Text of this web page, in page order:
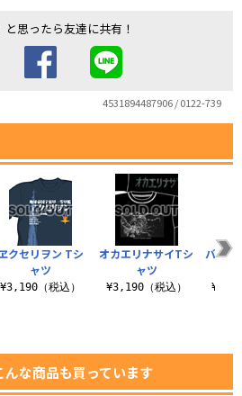
と思ったら友達に共有！
4531894487906 / 0122-739
クセリヲン Tシ
ャツ
¥3,190（税込）
オカエリナサイTシ
ャツ
¥3,190（税込）
バスタ
な商品も買っています